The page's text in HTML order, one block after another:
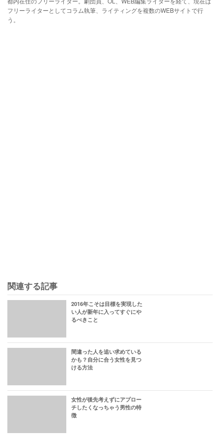
フリーライターとしてコラム執筆、ライティングを複数のWEBサイトで行
う。
関連する記事
2016年こそは目標を実現した
い人が新年に入ってすぐにや
るべきこと
間違った人を追い求めている
かも？自分に合う女性を見つ
ける方法
女性が後先考えずにアプロー
チしたくなっちゃう男性の特
徴